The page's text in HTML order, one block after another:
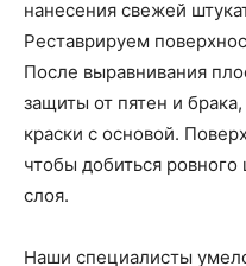
нанесения свежей
Реставрируем
После выравнивания
защиты от пятен и
краски с основой.
чтобы добиться ровного
слоя.
Наши специалисты